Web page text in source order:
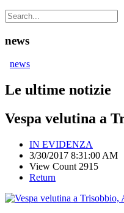
news
news
Le ultime notizie
Vespa velutina a
IN EVIDENZA
3/30/2017 8:31:00 AM
View Count 2915
Return